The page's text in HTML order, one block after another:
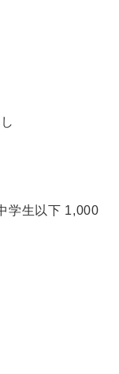
学生以下 1,000